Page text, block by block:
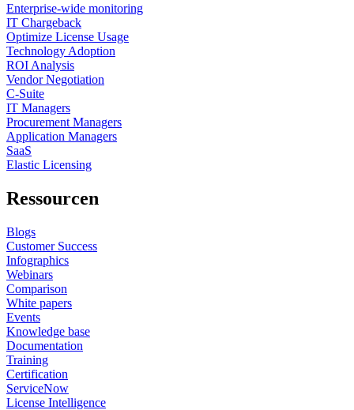
Enterprise-wide monitoring
IT Chargeback
Optimize License Usage
Technology Adoption
ROI Analysis
Vendor Negotiation
C-Suite
IT Managers
Procurement Managers
Application Managers
SaaS
Elastic Licensing
Ressourcen
Blogs
Customer Success
Infographics
Webinars
Comparison
White papers
Events
Knowledge base
Documentation
Training
Certification
ServiceNow
License Intelligence